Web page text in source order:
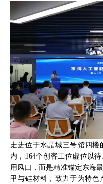
走进位于水晶城三号馆四楼
内，164个创客工位虚位以
用风口，而是精准锚定东海
甲与硅材料，致力于为特色